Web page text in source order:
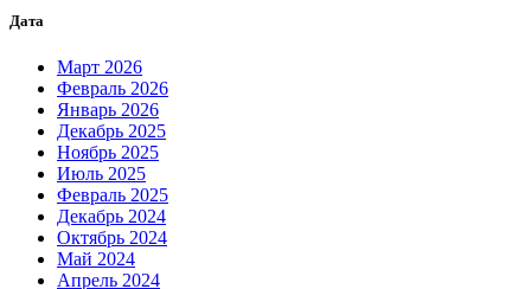
Дата
Март 2026
Февраль 2026
Январь 2026
Декабрь 2025
Ноябрь 2025
Июль 2025
Февраль 2025
Декабрь 2024
Октябрь 2024
Май 2024
Апрель 2024